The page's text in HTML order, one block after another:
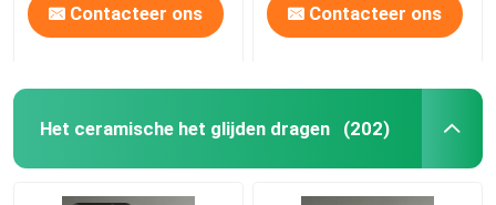
Contacteer ons Contacteer ons
Het ceramische het glijden dragen (202)